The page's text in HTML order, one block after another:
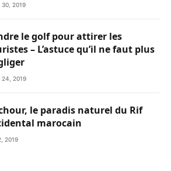
30, 2019
le golf pour attirer les
– L’astuce qu’il ne faut plus
24, 2019
le paradis naturel du Rif
marocain
2019